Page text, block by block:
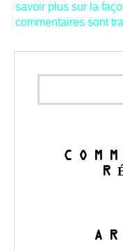
savoir plus sur la
commentaires sont